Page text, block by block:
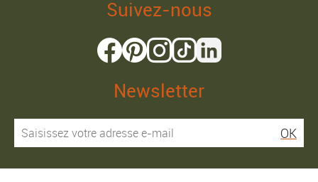
Suivez-nous
Newsletter
OK